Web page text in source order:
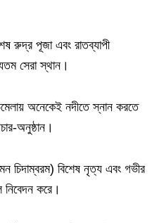
রুদ্র পূজা এবং রাতব্যাপী
সেরা স্থান।
অনেকেই নদীতে স্নান করতে
অনুষ্ঠান।
চিদাম্বরম) বিশেষ নৃত্য এবং গভীর
করে।